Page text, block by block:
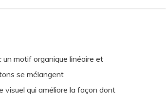
motif organique linéaire et
se mélangent
visuel qui améliore la façon dont